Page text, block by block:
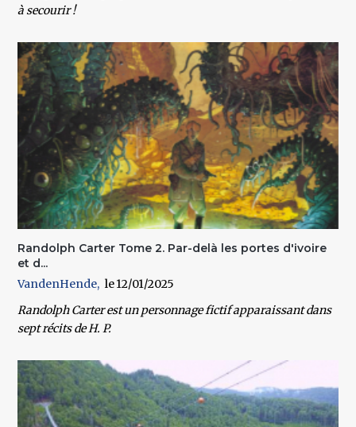
à secourir !
Randolph Carter Tome 2. Par-delà les portes d'ivoire
et d...
VandenHende
12/01/2025
Randolph Carter est un personnage fictif apparaissant dans
sept récits de H. P.